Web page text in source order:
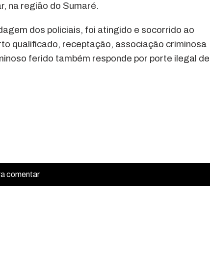
na região do Sumaré.
dos policiais, foi atingido e socorrido ao
qualificado, receptação, associação criminosa
ferido também responde por porte ilegal de
comentar